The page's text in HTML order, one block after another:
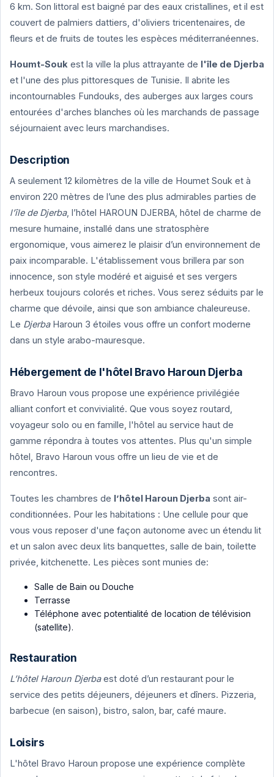
6 km. Son littoral est baigné par des eaux cristallines, et il est
couvert de palmiers dattiers, d'oliviers tricentenaires, de
fleurs et de fruits de toutes les espèces méditerranéennes.
Houmt-Souk est la ville la plus attrayante de l'île de Djerba
et l'une des plus pittoresques de Tunisie. Il abrite les
incontournables Fundouks, des auberges aux larges cours
entourées d'arches blanches où les marchands de passage
séjournaient avec leurs marchandises.
Description
A seulement 12 kilomètres de la ville de Houmet Souk et à
environ 220 mètres de l’une des plus admirables parties de
l’île de Djerba, l’hôtel HAROUN DJERBA, hôtel de charme de
mesure humaine, installé dans une stratosphère
ergonomique, vous aimerez le plaisir d’un environnement de
paix incomparable. L'établissement vous brillera par son
innocence, son style modéré et aiguisé et ses vergers
herbeux toujours colorés et riches. Vous serez séduits par le
charme que dévoile, ainsi que son ambiance chaleureuse.
Le DjerbaHaroun 3 étoiles vous offre un confort moderne
dans un style arabo-mauresque.
Hébergement de l'hôtel Bravo Haroun Djerba
Bravo Haroun vous propose une expérience privilégiée
alliant confort et convivialité. Que vous soyez routard,
voyageur solo ou en famille, l'hôtel au service haut de
gamme répondra à toutes vos attentes. Plus qu'un simple
hôtel, Bravo Haroun vous offre un lieu de vie et de
rencontres.
Toutes les chambres de l’hôtel Haroun Djerba sont air-
conditionnées. Pour les habitations : Une cellule pour que
vous vous reposer d'une façon autonome avec un étendu lit
et un salon avec deux lits banquettes, salle de bain, toilette
privée, kitchenette. Les pièces sont munies de:
Salle de Bain ou Douche
Terrasse
Téléphone avec potentialité de location de télévision
(satellite).
Restauration
L’hôtel Haroun Djerbaest doté d’un restaurant pour le
service des petits déjeuners, déjeuners et dîners. Pizzeria,
barbecue (en saison), bistro, salon, bar, café maure.
Loisirs
L'hôtel Bravo Haroun propose une expérience complète